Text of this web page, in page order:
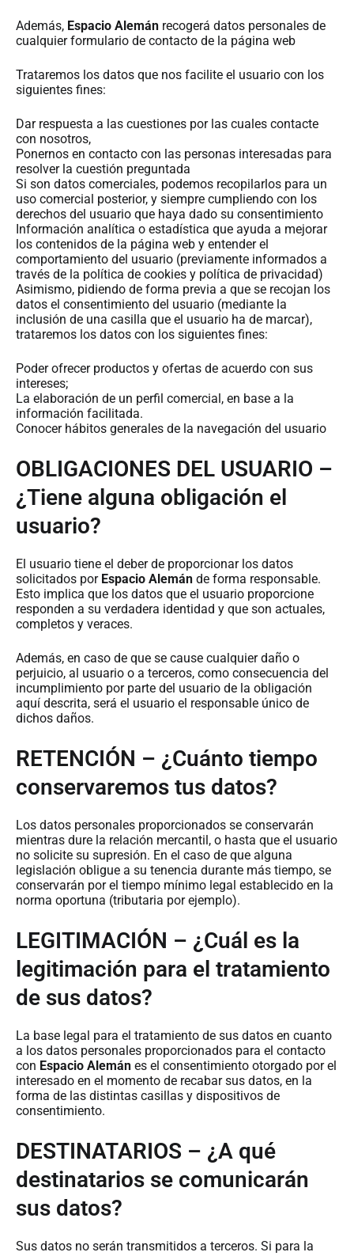
Además, Espacio Alemán recogerá datos personales de
cualquier formulario de contacto de la página web
Trataremos los datos que nos facilite el usuario con los
siguientes fines:
Dar respuesta a las cuestiones por las cuales contacte
con nosotros,
Ponernos en contacto con las personas interesadas para
resolver la cuestión preguntada
Si son datos comerciales, podemos recopilarlos para un
uso comercial posterior, y siempre cumpliendo con los
derechos del usuario que haya dado su consentimiento
Información analítica o estadística que ayuda a mejorar
los contenidos de la página web y entender el
comportamiento del usuario (previamente informados a
través de la política de cookies y política de privacidad)
Asimismo, pidiendo de forma previa a que se recojan los
datos el consentimiento del usuario (mediante la
inclusión de una casilla que el usuario ha de marcar),
trataremos los datos con los siguientes fines:
Poder ofrecer productos y ofertas de acuerdo con sus
intereses;
La elaboración de un perfil comercial, en base a la
información facilitada.
Conocer hábitos generales de la navegación del usuario
OBLIGACIONES DEL USUARIO –
¿Tiene alguna obligación el
usuario?
El usuario tiene el deber de proporcionar los datos
solicitados por Espacio Alemán de forma responsable.
Esto implica que los datos que el usuario proporcione
responden a su verdadera identidad y que son actuales,
completos y veraces.
Además, en caso de que se cause cualquier daño o
perjuicio, al usuario o a terceros, como consecuencia del
incumplimiento por parte del usuario de la obligación
aquí descrita, será el usuario el responsable único de
dichos daños.
RETENCIÓN – ¿Cuánto tiempo
conservaremos tus datos?
Los datos personales proporcionados se conservarán
mientras dure la relación mercantil, o hasta que el usuario
no solicite su supresión. En el caso de que alguna
legislación obligue a su tenencia durante más tiempo, se
conservarán por el tiempo mínimo legal establecido en la
norma oportuna (tributaria por ejemplo).
LEGITIMACIÓN – ¿Cuál es la
legitimación para el tratamiento
de sus datos?
La base legal para el tratamiento de sus datos en cuanto
a los datos personales proporcionados para el contacto
con Espacio Alemán es el consentimiento otorgado por el
interesado en el momento de recabar sus datos, en la
forma de las distintas casillas y dispositivos de
consentimiento.
DESTINATARIOS – ¿A qué
destinatarios se comunicarán
sus datos?
Sus datos no serán transmitidos a terceros. Si para la